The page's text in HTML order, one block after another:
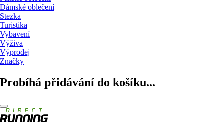
Dámské oblečení
Stezka
Turistika
Vybavení
Výživa
Výprodej
Značky
Probíhá přidávání do košíku...